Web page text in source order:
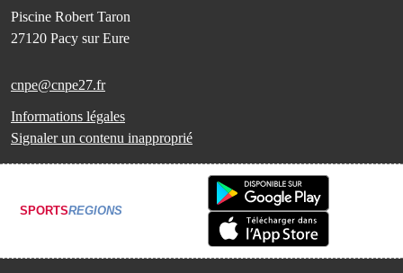
Piscine Robert Taron
27120 Pacy sur Eure
cnpe@cnpe27.fr
Informations légales
Signaler un contenu inapproprié
SPORTSREGIONS